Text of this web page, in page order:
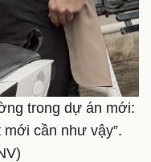
trong dự án mới:
cần như vậy”.